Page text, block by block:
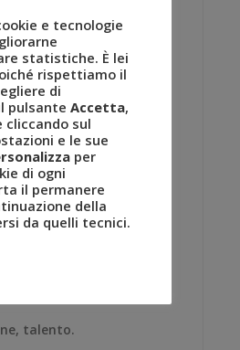
talento.
e tecnologie
statistiche. È lei
rispettiamo il
di
pulsante Accetta,
cliccando sul
e le sue
per
di ogni
il permanere
della
da quelli tecnici.